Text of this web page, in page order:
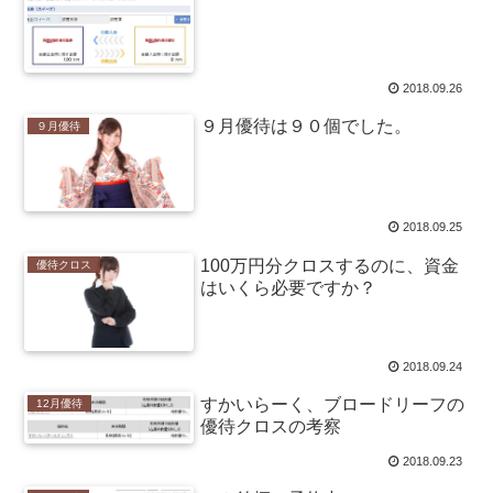
2018.09.26
９月優待 ９月優待は９０個でした。
2018.09.25
優待クロス
100万円分クロスするのに、資金
はいくら必要ですか？
2018.09.24
12月優待
すかいらーく、ブロードリーフの
優待クロスの考察
2018.09.23